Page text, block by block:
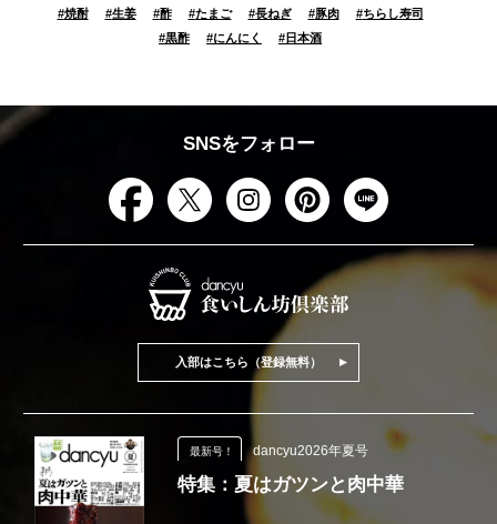
#焼酎 #生姜 #酢 #たまご #長ねぎ #豚肉 #ちらし寿司
#黒酢 #にんにく #日本酒
SNSをフォロー
入部はこちら（登録無料）
最新号！ dancyu2026年夏号
特集：夏はガツンと肉中華